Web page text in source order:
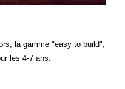
la gamme "easy to build",
les 4-7 ans.